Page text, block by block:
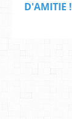
D'AMITIE !